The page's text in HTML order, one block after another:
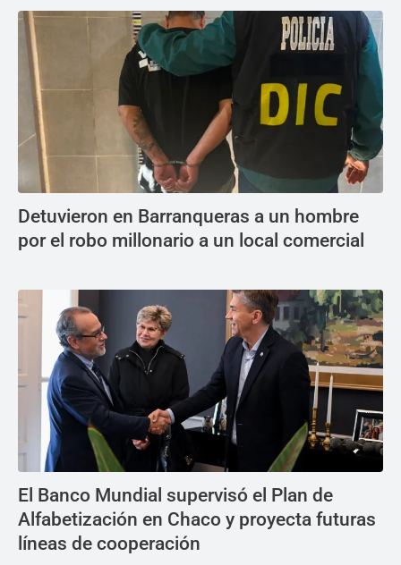
Detuvieron en Barranqueras a un hombre
por el robo millonario a un local comercial
El Banco Mundial supervisó el Plan de
Alfabetización en Chaco y proyecta futuras
líneas de cooperación